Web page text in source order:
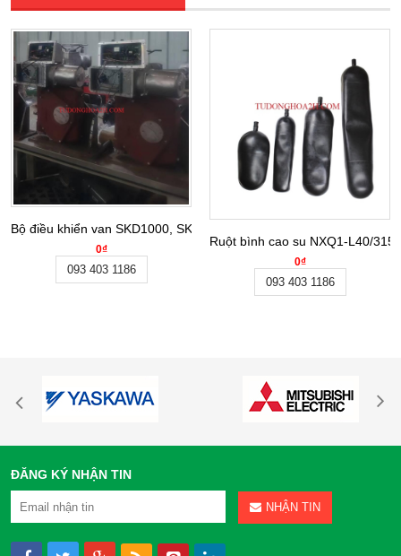
Bộ điều khiển van SKD1000, SKD1500 - Hãng Tianjin Baoheng
0₫
093 403 1186
Ruột bình cao su NXQ1-L40/
0₫
093 403 1186
ĐĂNG KÝ NHẬN TIN
NHẬN TIN